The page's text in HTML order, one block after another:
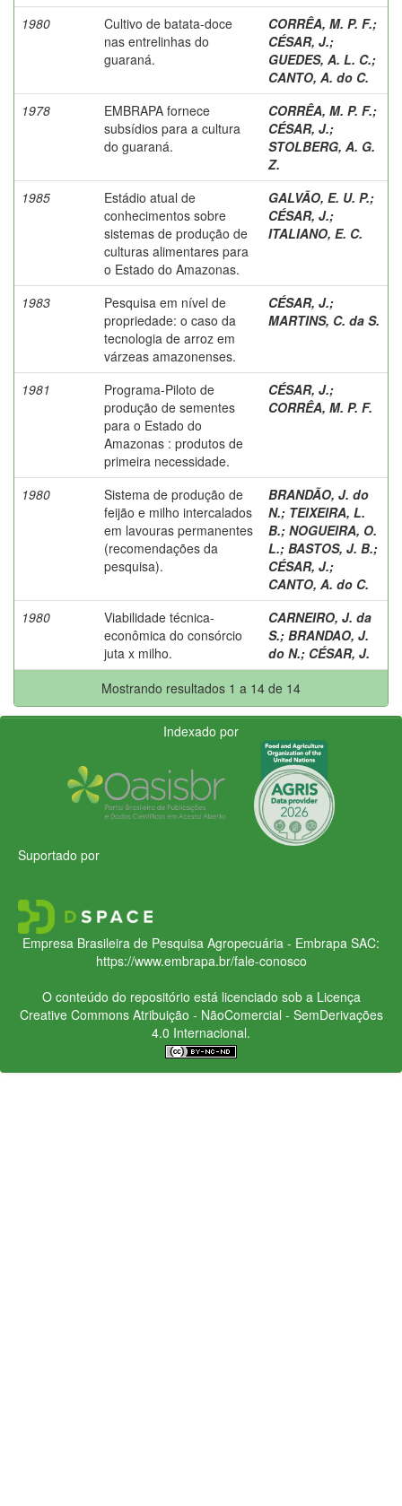
1980
Cultivo de batata-doce
nas entrelinhas do
guaraná.
CORRÊA, M. P. F.;
CÉSAR, J.;
GUEDES, A. L. C.;
CANTO, A. do C.
1978
EMBRAPA fornece
subsídios para a cultura
do guaraná.
CORRÊA, M. P. F.;
CÉSAR, J.;
STOLBERG, A. G.
Z.
1985
Estádio atual de
conhecimentos sobre
sistemas de produção de
culturas alimentares para
o Estado do Amazonas.
GALVÃO, E. U. P.;
CÉSAR, J.;
ITALIANO, E. C.
1983
Pesquisa em nível de
propriedade: o caso da
tecnologia de arroz em
várzeas amazonenses.
CÉSAR, J.;
MARTINS, C. da S.
1981
Programa-Piloto de
produção de sementes
para o Estado do
Amazonas : produtos de
primeira necessidade.
CÉSAR, J.;
CORRÊA, M. P. F.
1980
Sistema de produção de
feijão e milho intercalados
em lavouras permanentes
(recomendações da
pesquisa).
BRANDÃO, J. do
N.; TEIXEIRA, L.
B.; NOGUEIRA, O.
L.; BASTOS, J. B.;
CÉSAR, J.;
CANTO, A. do C.
1980
Viabilidade técnica-
econômica do consórcio
juta x milho.
CARNEIRO, J. da
S.; BRANDAO, J.
do N.; CÉSAR, J.
Mostrando resultados 1 a 14 de 14
Indexado por
Suportado por
Empresa Brasileira de Pesquisa Agropecuária - Embrapa SAC:
https://www.embrapa.br/fale-conosco
O conteúdo do repositório está licenciado sob a Licença
Creative CommonsAtribuição - NãoComercial - SemDerivações
4.0 Internacional.